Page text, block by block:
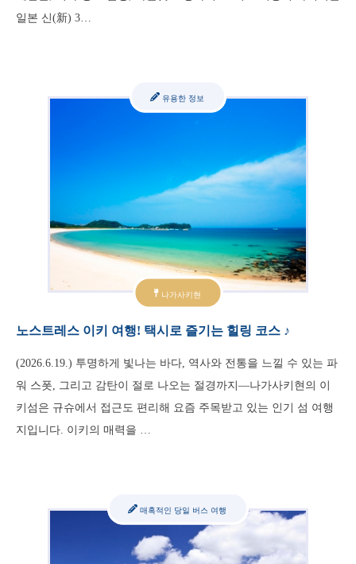
일본 신(新) 3…
나가사키현
유용한 정보
노스트레스 이키 여행! 택시로 즐기는 힐링 코스 ♪
(2026.6.19.) 투명하게 빛나는 바다, 역사와 전통을 느낄 수 있는 파
워 스폿, 그리고 감탄이 절로 나오는 절경까지—나가사키현의 이
키섬은 규슈에서 접근도 편리해 요즘 주목받고 있는 인기 섬 여행
지입니다. 이키의 매력을 …
매혹적인 당일 버스 여행